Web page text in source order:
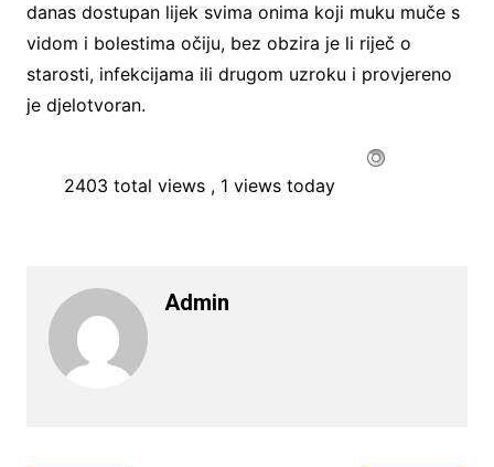
danas dostupan lijek svima onima koji muku muče s
vidom i bolestima očiju, bez obzira je li riječ o
starosti, infekcijama ili drugom uzroku i provjereno
je djelotvoran.
2403 total views , 1 views today
Admin